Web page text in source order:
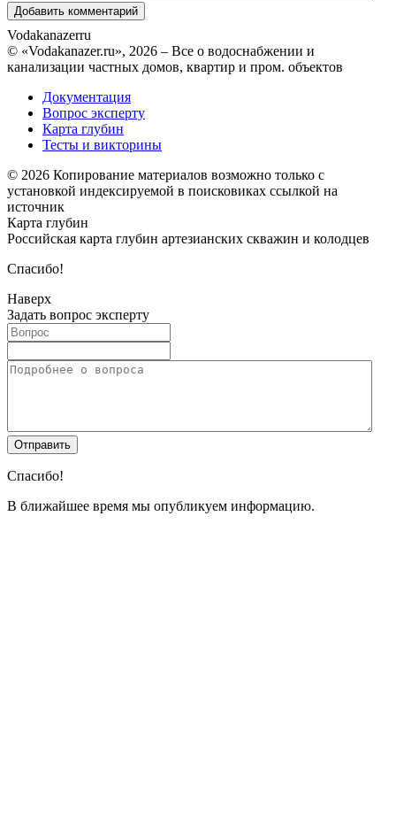
Vodakanazerru
© «Vodakanazer.ru», 2026 – Все о водоснабжении и
канализации частных домов, квартир и пром. объектов
Документация
Вопрос эксперту
Карта глубин
Тесты и викторины
© 2026 Копирование материалов возможно только с
установкой индексируемой в поисковиках ссылкой на
источник
Карта глубин
Российская карта глубин артезианских скважин и колодцев
Спасибо!
Наверх
Задать вопрос эксперту
Спасибо!
В ближайшее время мы опубликуем информацию.